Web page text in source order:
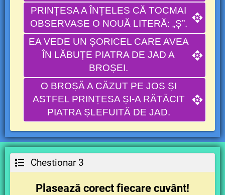
PRINȚESA A ÎNȚELES CĂ TOCMAI
OBSERVASE O NOUĂ LITERĂ: „Ș”.
EA VEDE UN ȘORICEL CARE AVEA
ÎN LĂBUȚE PIATRA DE JAD A
BROȘEI.
O BROȘĂ A CĂZUT PE JOS ȘI
ASTFEL PRINȚESA ȘI-A RĂTĂCIT
PIATRA ȘLEFUITĂ DE JAD.
Chestionar 3
Plasează corect fiecare cuvânt!